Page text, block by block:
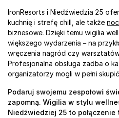
IronResorts i Niedźwiedzia 25
kuchnię i strefę chill, ale także
biznesowe. Dzięki temu wigilia
większego wydarzenia – na
wręczenia nagród czy
Profesjonalna obsługa zadba o
organizatorzy mogli w pełni
Podaruj swojemu zespołowi
zapomną. Wigilia w stylu